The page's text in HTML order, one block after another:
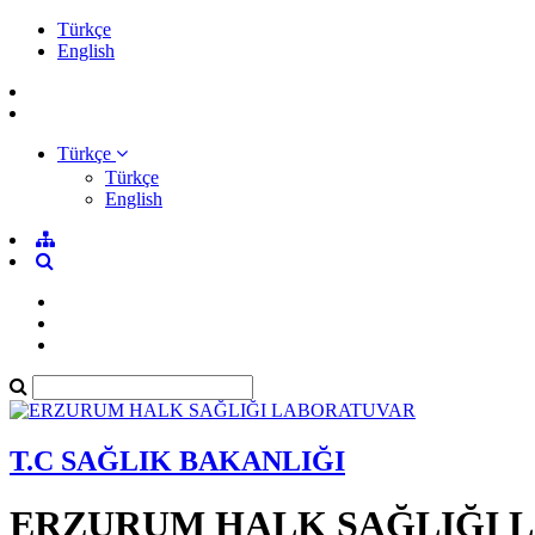
Türkçe
English
Türkçe
Türkçe
English
T.C SAĞLIK BAKANLIĞI
ERZURUM HALK SAĞLIĞI